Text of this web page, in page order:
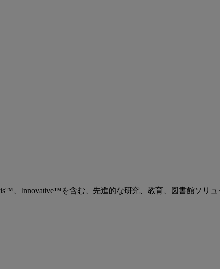
、Innovative™を含む、先進的な研究、教育、図書館ソリュ